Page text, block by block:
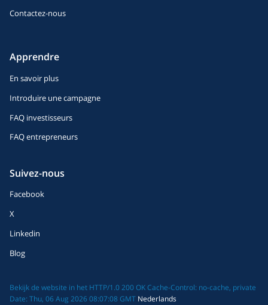
Contactez-nous
Apprendre
En savoir plus
Introduire une campagne
FAQ investisseurs
FAQ entrepreneurs
Suivez-nous
Facebook
X
Linkedin
Blog
Bekijk de website in het HTTP/1.0 200 OK Cache-Control: no-cache, private
Date: Thu, 06 Aug 2026 08:07:08 GMT Nederlands